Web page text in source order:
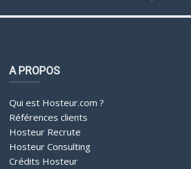
A PROPOS
Qui est Hosteur.com ?
Références clients
Hosteur Recrute
Hosteur Consulting
Crédits Hosteur